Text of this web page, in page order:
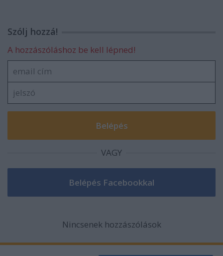
Szólj hozzá!
A hozzászóláshoz be kell lépned!
VAGY
Nincsenek hozzászólások